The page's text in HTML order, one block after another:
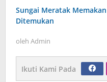
Sungai Meratak
Ditemukan
oleh Admin
Ikuti Kami Pada